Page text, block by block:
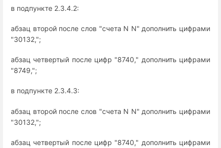
в подпункте 2.3.4.2:
абзац второй после слов "счета N N" дополнить цифрами
"30132,";
абзац четвертый после цифр "8740," дополнить цифрами
"8749,";
в подпункте 2.3.4.3:
абзац второй после слов "счета N N" дополнить цифрами
"30132,";
абзац четвертый после цифр "8740," дополнить цифрами